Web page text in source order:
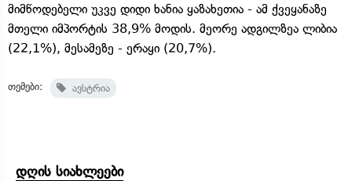
მიმწოდებელი უკვე დიდი ხანია ყაზახეთია - ამ ქვეყანაზე
მთელი იმპორტის 38,9% მოდის. მეორე ადგილზეა ლიბია
(22,1%), მესამეზე - ერაყი (20,7%).
თემები: ავსტრია
დღის სიახლეები